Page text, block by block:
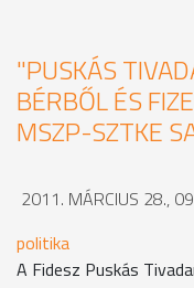
"PUSKÁS
BÉRBŐL ÉS
MSZP-SZTKE
2011. MÁRCIUS 28.,
politika
A Fidesz Puskás